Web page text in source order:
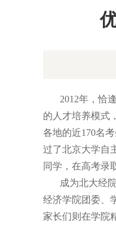
2012年，恰
的人才培养模式
各地的近170名
过了北京大学自
同学，在高考录
成为北大经
经济学院团委、
家长们则在学院